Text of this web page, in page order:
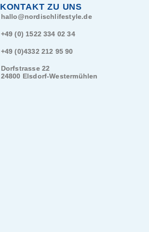
KONTAKT ZU UNS
hallo@nordischlifestyle.de
+49 (0) 1522 334 02 34
+49 (0)4332 212 95 90
Dorfstrasse 22
24800 Elsdorf-Westermühlen